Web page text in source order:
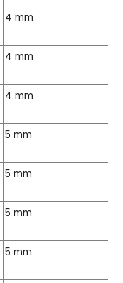
4 mm
4 mm
4 mm
5 mm
5 mm
5 mm
5 mm